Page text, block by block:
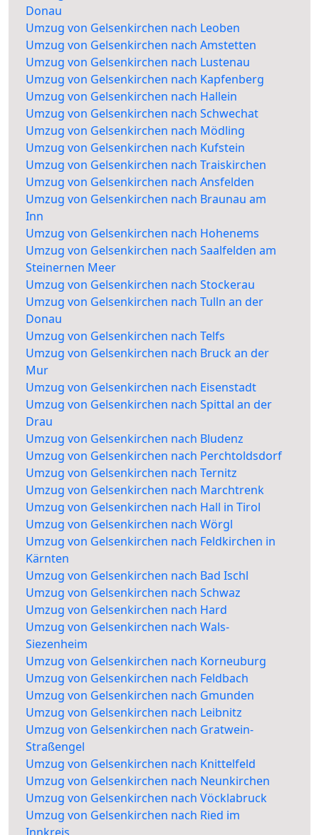
Donau
Umzug von Gelsenkirchen nach Leoben
Umzug von Gelsenkirchen nach Amstetten
Umzug von Gelsenkirchen nach Lustenau
Umzug von Gelsenkirchen nach Kapfenberg
Umzug von Gelsenkirchen nach Hallein
Umzug von Gelsenkirchen nach Schwechat
Umzug von Gelsenkirchen nach Mödling
Umzug von Gelsenkirchen nach Kufstein
Umzug von Gelsenkirchen nach Traiskirchen
Umzug von Gelsenkirchen nach Ansfelden
Umzug von Gelsenkirchen nach Braunau am
Inn
Umzug von Gelsenkirchen nach Hohenems
Umzug von Gelsenkirchen nach Saalfelden am
Steinernen Meer
Umzug von Gelsenkirchen nach Stockerau
Umzug von Gelsenkirchen nach Tulln an der
Donau
Umzug von Gelsenkirchen nach Telfs
Umzug von Gelsenkirchen nach Bruck an der
Mur
Umzug von Gelsenkirchen nach Eisenstadt
Umzug von Gelsenkirchen nach Spittal an der
Drau
Umzug von Gelsenkirchen nach Bludenz
Umzug von Gelsenkirchen nach Perchtoldsdorf
Umzug von Gelsenkirchen nach Ternitz
Umzug von Gelsenkirchen nach Marchtrenk
Umzug von Gelsenkirchen nach Hall in Tirol
Umzug von Gelsenkirchen nach Wörgl
Umzug von Gelsenkirchen nach Feldkirchen in
Kärnten
Umzug von Gelsenkirchen nach Bad Ischl
Umzug von Gelsenkirchen nach Schwaz
Umzug von Gelsenkirchen nach Hard
Umzug von Gelsenkirchen nach Wals-
Siezenheim
Umzug von Gelsenkirchen nach Korneuburg
Umzug von Gelsenkirchen nach Feldbach
Umzug von Gelsenkirchen nach Gmunden
Umzug von Gelsenkirchen nach Leibnitz
Umzug von Gelsenkirchen nach Gratwein-
Straßengel
Umzug von Gelsenkirchen nach Knittelfeld
Umzug von Gelsenkirchen nach Neunkirchen
Umzug von Gelsenkirchen nach Vöcklabruck
Umzug von Gelsenkirchen nach Ried im